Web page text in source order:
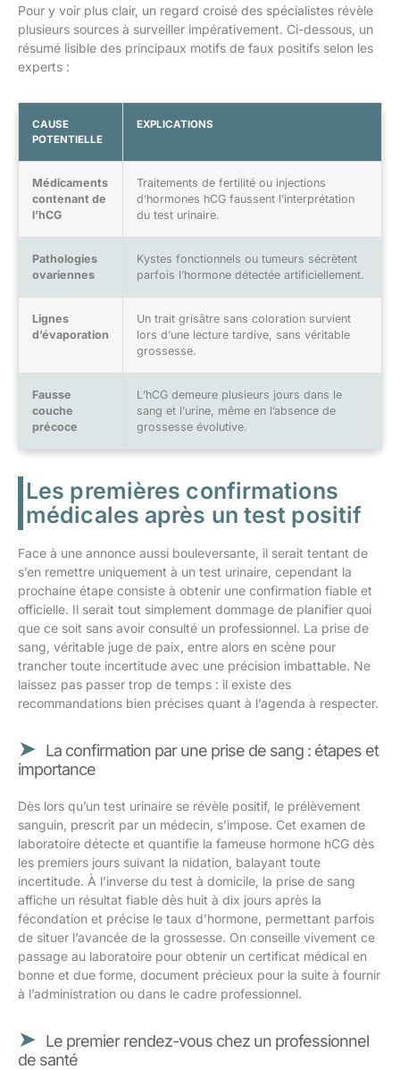
Pour y voir plus clair, un regard croisé des spécialistes révèle
plusieurs sources à surveiller impérativement. Ci-dessous, un
résumé lisible des principaux motifs de faux positifs selon les
experts :
CAUSE
POTENTIELLE
EXPLICATIONS
Médicaments
contenant de
l’hCG
Traitements de fertilité ou injections
d’hormones hCG faussent l’interprétation
du test urinaire.
Pathologies
ovariennes
Kystes fonctionnels ou tumeurs sécrètent
parfois l’hormone détectée artificiellement.
Lignes
d’évaporation
Un trait grisâtre sans coloration survient
lors d’une lecture tardive, sans véritable
grossesse.
Fausse
couche
précoce
L’hCG demeure plusieurs jours dans le
sang et l’urine, même en l’absence de
grossesse évolutive.
Les premières confirmations
médicales après un test positif
Face à une annonce aussi bouleversante, il serait tentant de
s’en remettre uniquement à un test urinaire, cependant la
prochaine étape consiste à obtenir une confirmation fiable et
officielle. Il serait tout simplement dommage de planifier quoi
que ce soit sans avoir consulté un professionnel. La prise de
sang, véritable juge de paix, entre alors en scène pour
trancher toute incertitude avec une précision imbattable. Ne
laissez pas passer trop de temps : il existe des
recommandations bien précises quant à l’agenda à respecter.
La confirmation par une prise de sang : étapes et
importance
Dès lors qu’un test urinaire se révèle positif, le prélèvement
sanguin, prescrit par un médecin, s’impose. Cet examen de
laboratoire détecte et quantifie la fameuse hormone hCG dès
les premiers jours suivant la nidation, balayant toute
incertitude. À l’inverse du test à domicile, la prise de sang
affiche un résultat fiable dès huit à dix jours après la
fécondation et précise le taux d’hormone, permettant parfois
de situer l’avancée de la grossesse. On conseille vivement ce
passage au laboratoire pour obtenir un certificat médical en
bonne et due forme, document précieux pour la suite à fournir
à l’administration ou dans le cadre professionnel.
Le premier rendez-vous chez un professionnel
de santé